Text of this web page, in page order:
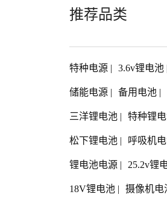
推荐品类
特种电源 | 3.6v锂电池
储能电源 | 备用电池 |
三洋锂电池 | 特种锂
松下锂电池 | 呼吸机
锂电池电源 | 25.2v锂
18V锂电池 | 摄像机电